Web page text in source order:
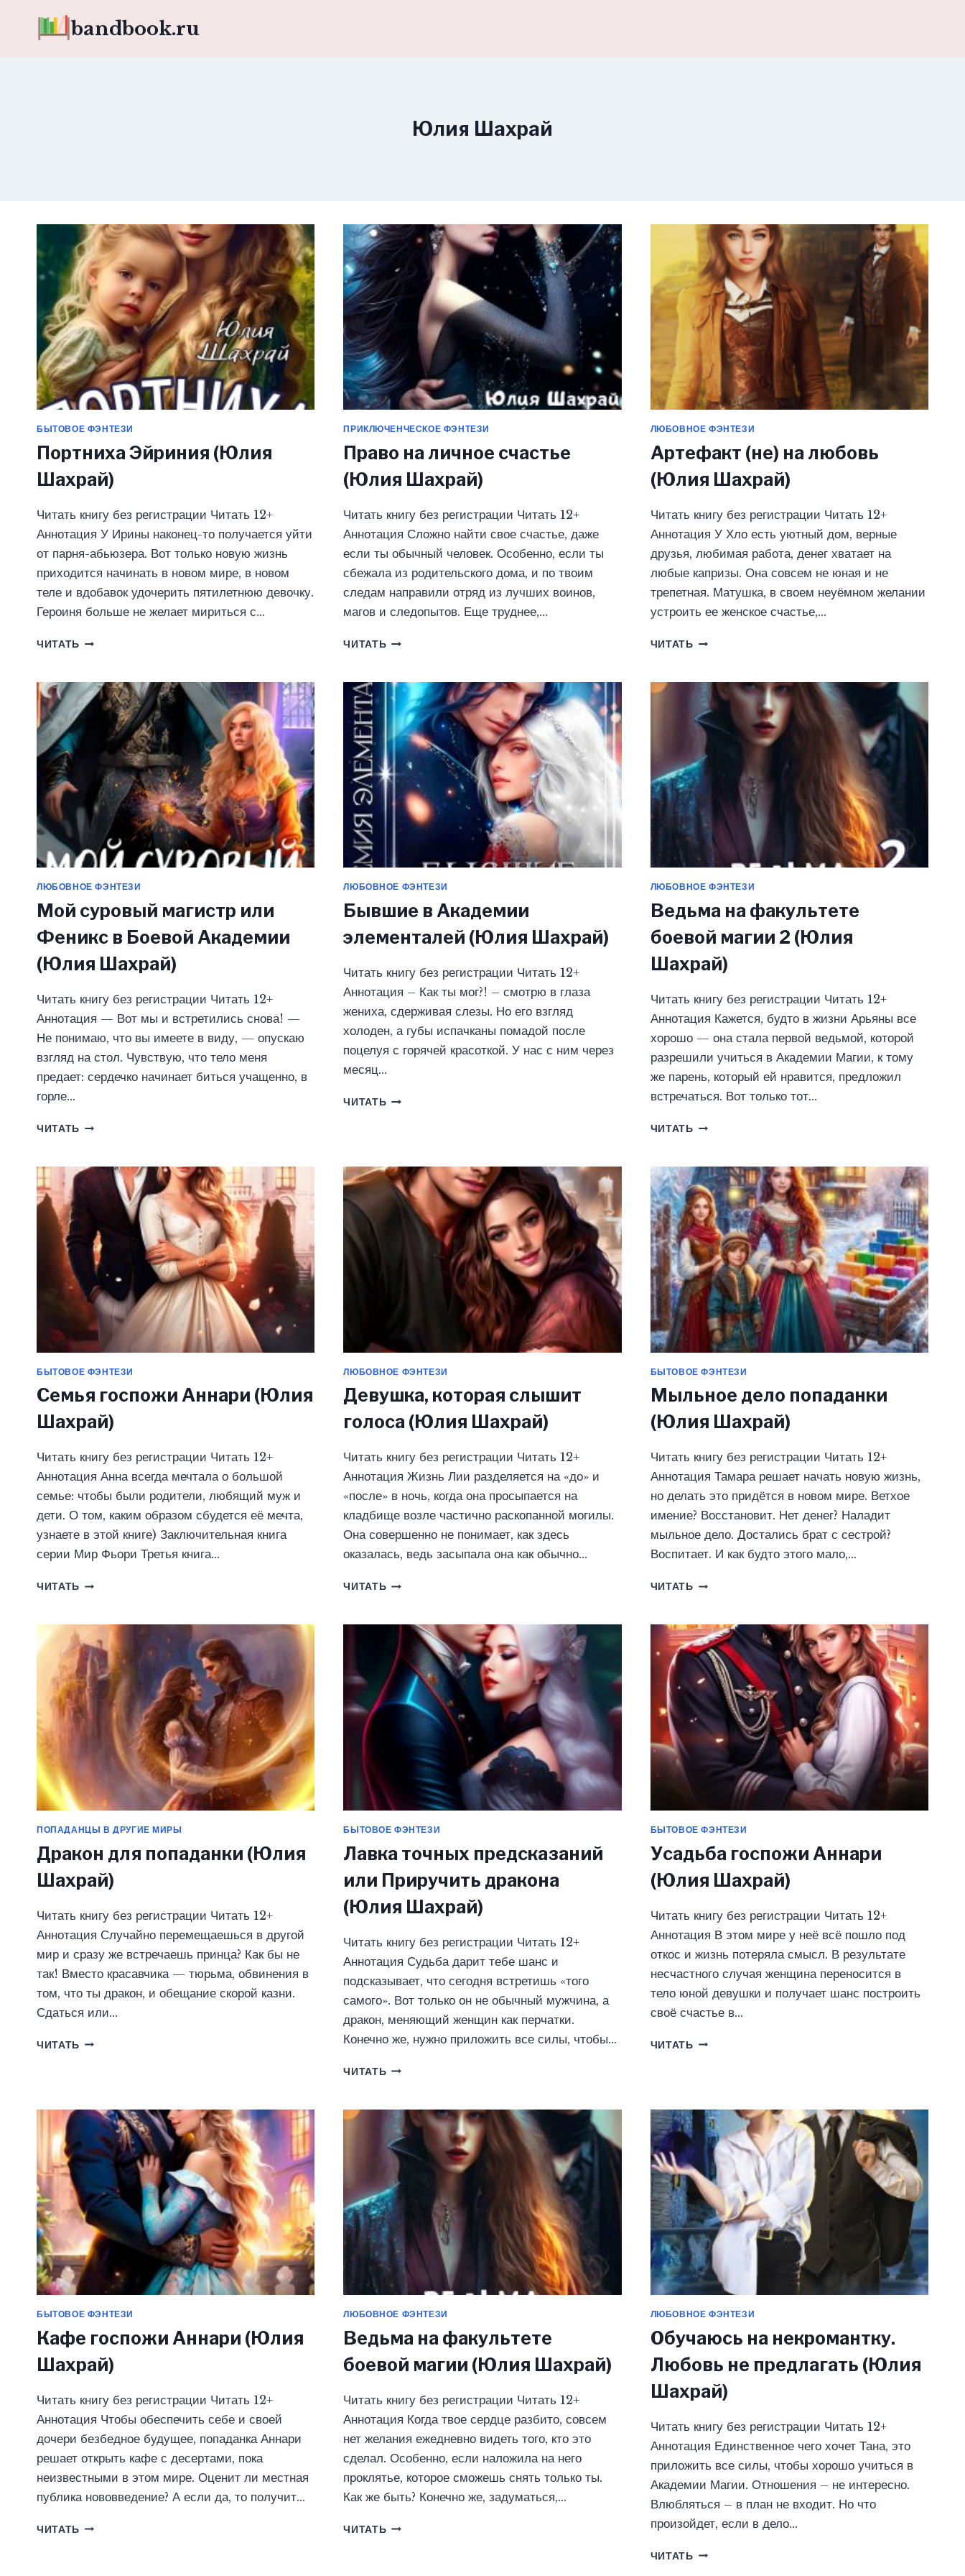
bandbook.ru
Юлия Шахрай
БЫТОВОЕ ФЭНТЕЗИ
Портниха Эйриния (Юлия
Шахрай)
Читать книгу без регистрации Читать 12+
Аннотация У Ирины наконец-то получается уйти
от парня-абьюзера. Вот только новую жизнь
приходится начинать в новом мире, в новом
теле и вдобавок удочерить пятилетнюю девочку.
Героиня больше не желает мириться с…
ЧИТАТЬ ПОРТНИХА
ШАХРАЙ)
ПРИКЛЮЧЕНЧЕСКОЕ ФЭНТЕЗИ
Право на личное счастье
(Юлия Шахрай)
Читать книгу без регистрации Читать 12+
Аннотация Сложно найти свое счастье, даже
если ты обычный человек. Особенно, если ты
сбежала из родительского дома, и по твоим
следам направили отряд из лучших воинов,
магов и следопытов. Еще труднее,…
ЧИТАТЬ ПРАВО
СЧАСТЬЕ
(ЮЛИЯ
ШАХРАЙ)
ЛЮБОВНОЕ ФЭНТЕЗИ
Артефакт (не) на любовь
(Юлия Шахрай)
Читать книгу без регистрации Читать 12+
Аннотация У Хло есть уютный дом, верные
друзья, любимая работа, денег хватает на
любые капризы. Она совсем не юная и не
трепетная. Матушка, в своем неуёмном желании
устроить ее женское счастье,…
ЧИТАТЬ АРТЕФАКТ
ЛЮБОВЬ
(ЮЛИЯ
ШАХРАЙ)
ЛЮБОВНОЕ ФЭНТЕЗИ
Мой суровый магистр или
Феникс в Боевой Академии
(Юлия Шахрай)
Читать книгу без регистрации Читать 12+
Аннотация — Вот мы и встретились снова! —
Не понимаю, что вы имеете в виду, — опускаю
взгляд на стол. Чувствую, что тело меня
предает: сердечко начинает биться учащенно, в
горле…
ЧИТАТЬ МОЙ
ИЛИ
ФЕНИКС
БОЕВОЙ
АКАДЕМИИ
(ЮЛИЯ
ШАХРАЙ)
ЛЮБОВНОЕ ФЭНТЕЗИ
Бывшие в Академии
элементалей (Юлия Шахрай)
Читать книгу без регистрации Читать 12+
Аннотация – Как ты мог?! – смотрю в глаза
жениха, сдерживая слезы. Но его взгляд
холоден, а губы испачканы помадой после
поцелуя с горячей красоткой. У нас с ним через
месяц…
ЧИТАТЬ БЫВШИЕ
ШАХРАЙ)
ЛЮБОВНОЕ ФЭНТЕЗИ
Ведьма на факультете
боевой магии 2 (Юлия
Шахрай)
Читать книгу без регистрации Читать 12+
Аннотация Кажется, будто в жизни Арьяны все
хорошо — она стала первой ведьмой, которой
разрешили учиться в Академии Магии, к тому
же парень, который ей нравится, предложил
встречаться. Вот только тот…
ЧИТАТЬ ВЕДЬМА
БОЕВОЙ
МАГИИ
2
(ЮЛИЯ
ШАХРАЙ)
БЫТОВОЕ ФЭНТЕЗИ
Семья госпожи Аннари (Юлия
Шахрай)
Читать книгу без регистрации Читать 12+
Аннотация Анна всегда мечтала о большой
семье: чтобы были родители, любящий муж и
дети. О том, каким образом сбудется её мечта,
узнаете в этой книге) Заключительная книга
серии Мир Фьори Третья книга…
ЧИТАТЬ СЕМЬЯ
(ЮЛИЯ
ШАХРАЙ)
ЛЮБОВНОЕ ФЭНТЕЗИ
Девушка, которая слышит
голоса (Юлия Шахрай)
Читать книгу без регистрации Читать 12+
Аннотация Жизнь Лии разделяется на «до» и
«после» в ночь, когда она просыпается на
кладбище возле частично раскопанной могилы.
Она совершенно не понимает, как здесь
оказалась, ведь засыпала она как обычно…
ЧИТАТЬ ДЕВУШКА,
ГОЛОСА
(ЮЛИЯ
ШАХРАЙ)
БЫТОВОЕ ФЭНТЕЗИ
Мыльное дело попаданки
(Юлия Шахрай)
Читать книгу без регистрации Читать 12+
Аннотация Тамара решает начать новую жизнь,
но делать это придётся в новом мире. Ветхое
имение? Восстановит. Нет денег? Наладит
мыльное дело. Достались брат с сестрой?
Воспитает. И как будто этого мало,…
ЧИТАТЬ МЫЛЬНОЕ
(ЮЛИЯ
ШАХРАЙ)
ПОПАДАНЦЫ В ДРУГИЕ МИРЫ
Дракон для попаданки (Юлия
Шахрай)
Читать книгу без регистрации Читать 12+
Аннотация Случайно перемещаешься в другой
мир и сразу же встречаешь принца? Как бы не
так! Вместо красавчика — тюрьма, обвинения в
том, что ты дракон, и обещание скорой казни.
Сдаться или…
ЧИТАТЬ ДРАКОН
БЫТОВОЕ ФЭНТЕЗИ
Лавка точных предсказаний
или Приручить дракона
(Юлия Шахрай)
Читать книгу без регистрации Читать 12+
Аннотация Судьба дарит тебе шанс и
подсказывает, что сегодня встретишь «того
самого». Вот только он не обычный мужчина, а
дракон, меняющий женщин как перчатки.
Конечно же, нужно приложить все силы, чтобы…
ЧИТАТЬ ЛАВКА
ИЛИ
ПРИРУЧИТЬ
ДРАКОНА
(ЮЛИЯ
ШАХРАЙ)
БЫТОВОЕ ФЭНТЕЗИ
Усадьба госпожи Аннари
(Юлия Шахрай)
Читать книгу без регистрации Читать 12+
Аннотация В этом мире у неё всё пошло под
откос и жизнь потеряла смысл. В результате
несчастного случая женщина переносится в
тело юной девушки и получает шанс построить
своё счастье в…
ЧИТАТЬ УСАДЬБА
БЫТОВОЕ ФЭНТЕЗИ
Кафе госпожи Аннари (Юлия
Шахрай)
Читать книгу без регистрации Читать 12+
Аннотация Чтобы обеспечить себе и своей
дочери безбедное будущее, попаданка Аннари
решает открыть кафе с десертами, пока
неизвестными в этом мире. Оценит ли местная
публика нововведение? А если да, то получит…
ЧИТАТЬ КАФЕ
ЛЮБОВНОЕ ФЭНТЕЗИ
Ведьма на факультете
боевой магии (Юлия Шахрай)
Читать книгу без регистрации Читать 12+
Аннотация Когда твое сердце разбито, совсем
нет желания ежедневно видеть того, кто это
сделал. Особенно, если наложила на него
проклятье, которое сможешь снять только ты.
Как же быть? Конечно же, задуматься,…
ЧИТАТЬ ВЕДЬМА
ЛЮБОВНОЕ ФЭНТЕЗИ
Обучаюсь на некромантку.
Любовь не предлагать (Юлия
Шахрай)
Читать книгу без регистрации Читать 12+
Аннотация Единственное чего хочет Тана, это
приложить все силы, чтобы хорошо учиться в
Академии Магии. Отношения – не интересно.
Влюбляться – в план не входит. Но что
произойдет, если в дело…
ЧИТАТЬ ОБУЧАЮСЬ